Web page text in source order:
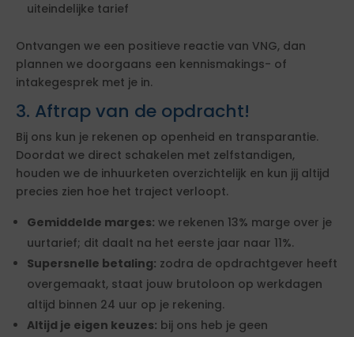
uiteindelijke tarief
Ontvangen we een positieve reactie van VNG, dan
plannen we doorgaans een kennismakings- of
intakegesprek met je in.
3. Aftrap van de opdracht!
Bij ons kun je rekenen op openheid en transparantie.
Doordat we direct schakelen met zelfstandigen,
houden we de inhuurketen overzichtelijk en kun jij altijd
precies zien hoe het traject verloopt.
Gemiddelde marges: we rekenen 13% marge over je
uurtarief; dit daalt na het eerste jaar naar 11%.
Supersnelle betaling: zodra de opdrachtgever heeft
overgemaakt, staat jouw brutoloon op werkdagen
altijd binnen 24 uur op je rekening.
Altijd je eigen keuzes: bij ons heb je geen